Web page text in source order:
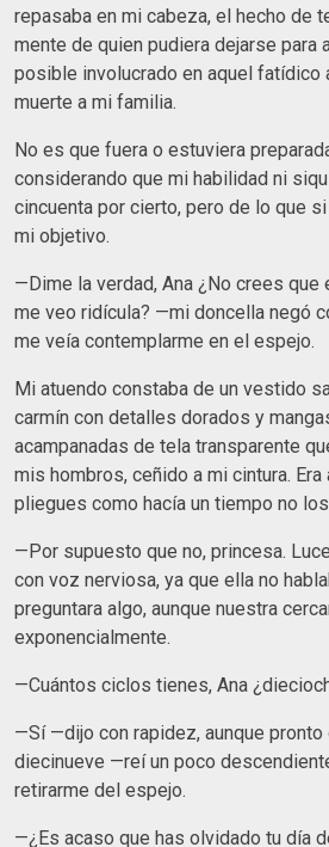
repasaba en mi cabeza, el hecho de
mente de quien pudiera dejarse para
posible involucrado en aquel fatídico
muerte a mi familia.
No es que fuera o estuviera
considerando que mi habilidad ni
cincuenta por cierto, pero de lo que
mi objetivo.
—Dime la verdad, Ana ¿No crees que
me veo ridícula? —mi doncella negó
me veía contemplarme en el espejo.
Mi atuendo constaba de un vestido
carmín con detalles dorados y
acampanadas de tela transparente
mis hombros, ceñido a mi cintura.
pliegues como hacía un tiempo no
—Por supuesto que no, princesa.
con voz nerviosa, ya que ella no
preguntara algo, aunque nuestra
exponencialmente.
—Cuántos ciclos tienes, Ana
—Sí —dijo con rapidez, aunque pronto
diecinueve —reí un poco
retirarme del espejo.
—¿Es acaso que has olvidado tu día